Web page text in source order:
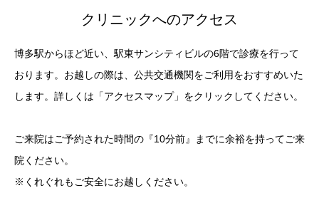
クリニックへのアクセス
博多駅からほど近い、駅東サンシティビルの6階で診療を行って
おります。お越しの際は、公共交通機関をご利用をおすすめいた
します。詳しくは「アクセスマップ」をクリックしてください。
ご来院はご予約された時間の『10分前』までに余裕を持ってご来
院ください。
※くれぐれもご安全にお越しください。